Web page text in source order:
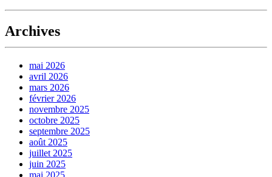
Archives
mai 2026
avril 2026
mars 2026
février 2026
novembre 2025
octobre 2025
septembre 2025
août 2025
juillet 2025
juin 2025
mai 2025